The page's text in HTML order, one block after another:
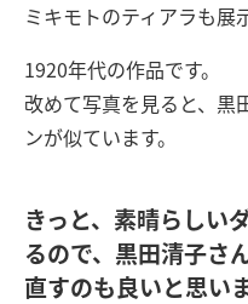
ミキモトのティアラも展
1920年代の作品です。
改めて写真を見ると、黒
ンが似ています。
きっと、素晴らしい
るので、黒田清子さ
直すのも良いと思いま